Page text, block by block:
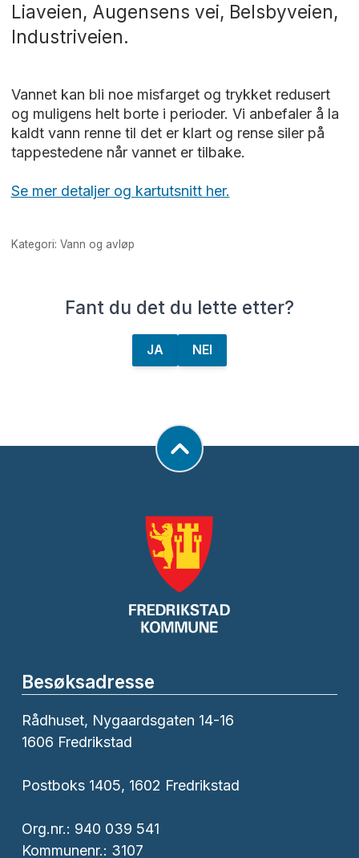
Liaveien, Augensens vei, Belsbyveien,
Industriveien.
Vannet kan bli noe misfarget og trykket redusert
og muligens helt borte i perioder. Vi anbefaler å la
kaldt vann renne til det er klart og rense siler på
tappestedene når vannet er tilbake.
Se mer detaljer og kartutsnitt her.
Kategori: Vann og avløp
Fant du det du lette etter?
JA NEI
Besøksadresse
Rådhuset, Nygaardsgaten 14-16
1606 Fredrikstad
Postboks 1405, 1602 Fredrikstad
Org.nr.: 940 039 541
Kommunenr.: 3107